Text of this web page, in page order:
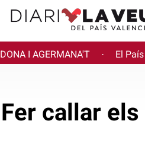
DONA I AGERMANA'T · El
Fer callar